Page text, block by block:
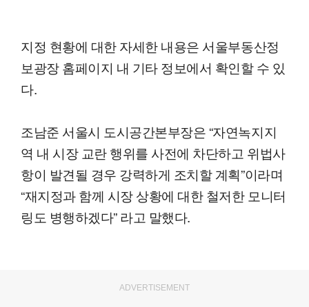
지정 현황에 대한 자세한 내용은 서울부동산정
보광장 홈페이지 내 기타 정보에서 확인할 수 있
다.
조남준 서울시 도시공간본부장은 “자연녹지지
역 내 시장 교란 행위를 사전에 차단하고 위법사
항이 발견될 경우 강력하게 조치할 계획”이라며
“재지정과 함께 시장 상황에 대한 철저한 모니터
링도 병행하겠다” 라고 말했다.
ADVERTISEMENT